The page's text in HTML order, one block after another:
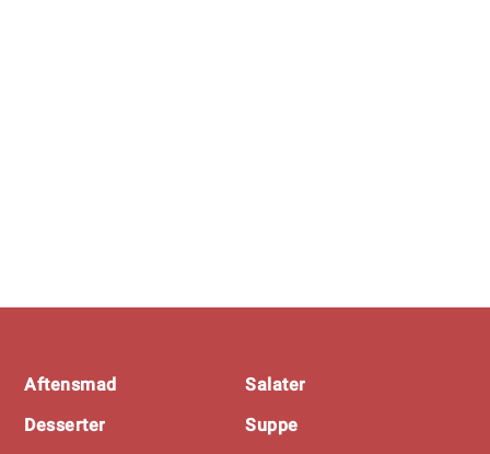
Footer
Aftensmad
Desserter
Salater
Suppe